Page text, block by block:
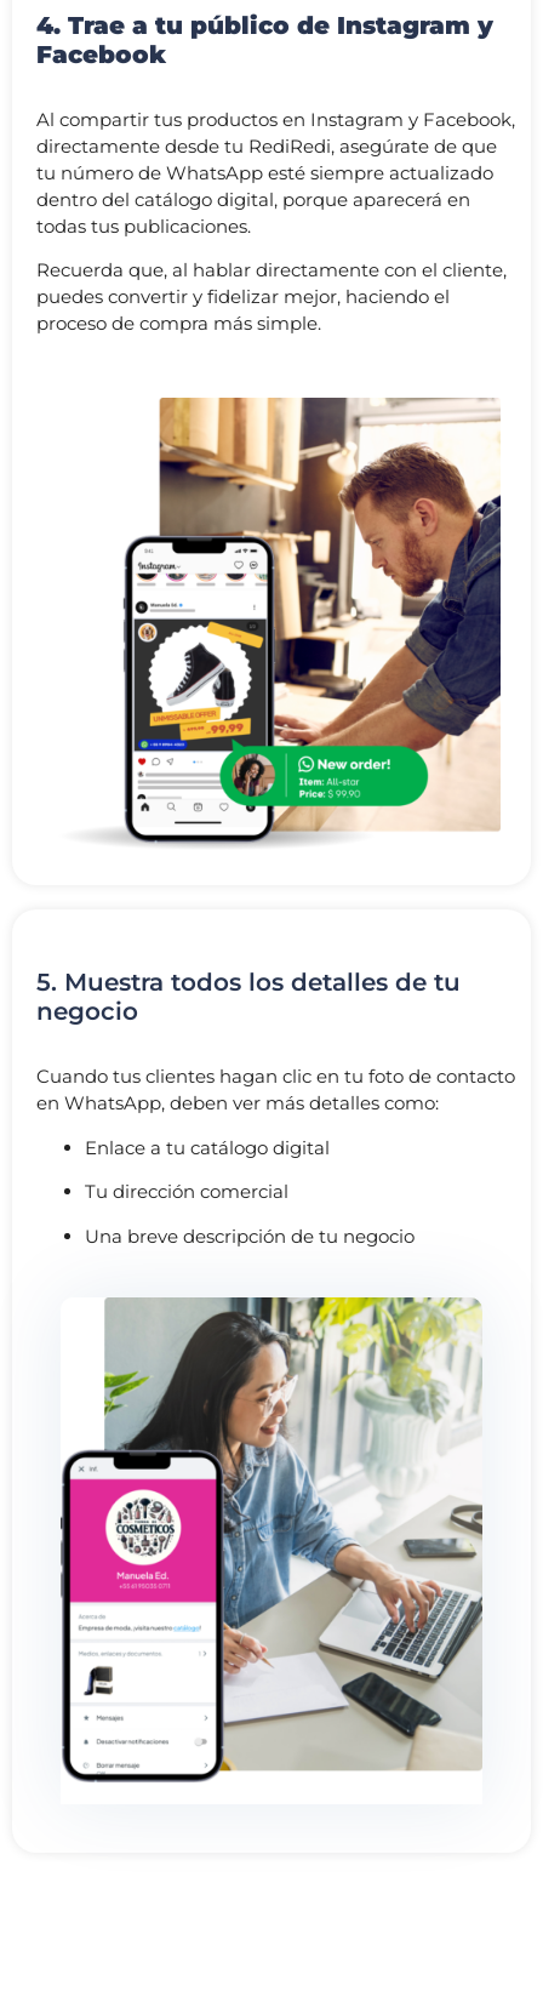
4. Trae a tu público de Instagram y
Facebook
Al compartir tus productos en Instagram y Facebook,
directamente desde tu RediRedi, asegúrate de que
tu número de WhatsApp esté siempre actualizado
dentro del catálogo digital, porque aparecerá en
todas tus publicaciones.
Recuerda que, al hablar directamente con el cliente,
puedes convertir y fidelizar mejor, haciendo el
proceso de compra más simple.
5. Muestra todos los detalles de tu
negocio
Cuando tus clientes hagan clic en tu foto de contacto
en WhatsApp, deben ver más detalles como:
Enlace a tu catálogo digital
Tu dirección comercial
Una breve descripción de tu negocio